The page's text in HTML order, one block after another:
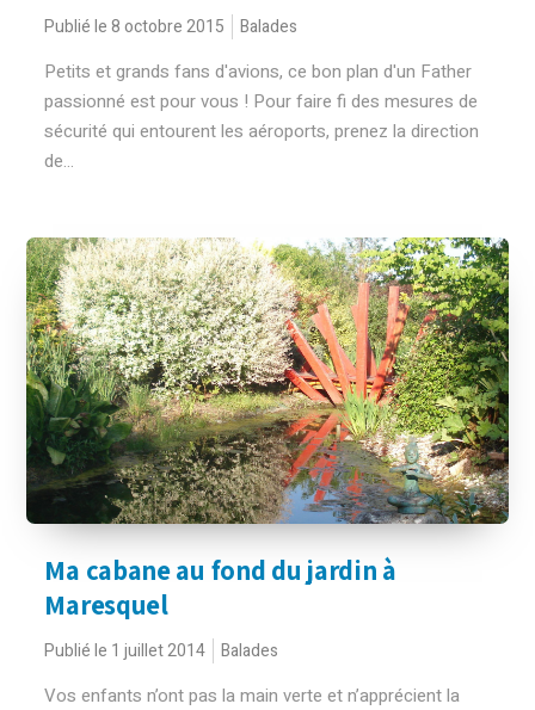
Publié le 8 octobre 2015 Balades
Petits et grands fans d'avions, ce bon plan d'un Father
passionné est pour vous ! Pour faire fi des mesures de
sécurité qui entourent les aéroports, prenez la direction
de...
Ma cabane au fond du jardin à
Maresquel
Publié le 1 juillet 2014 Balades
Vos enfants n’ont pas la main verte et n’apprécient la